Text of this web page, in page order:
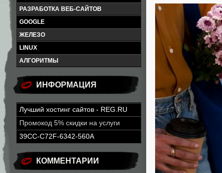
РАЗРАБОТКА ВЕБ-САЙТОВ
GOOGLE
ЖЕЛЕЗО
LINUX
АЛГОРИТМЫ
ИНФОРМАЦИЯ
Лучший хостинг сайтов - REG.RU
Промокод 5% скидки на услуги
39CC-C72F-6342-560A
КОММЕНТАРИИ